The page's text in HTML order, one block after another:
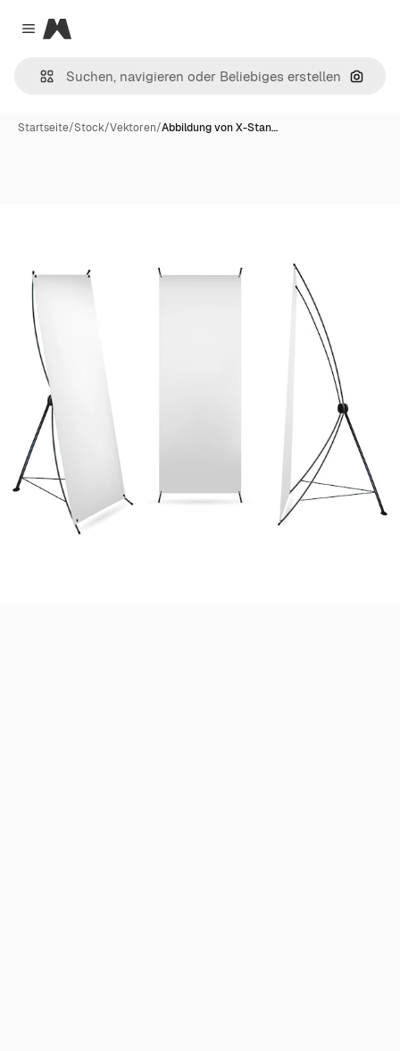
Close menu
Magnific
Nach
Startseite/Stock/Vektoren/Abbildung von X-Stan…